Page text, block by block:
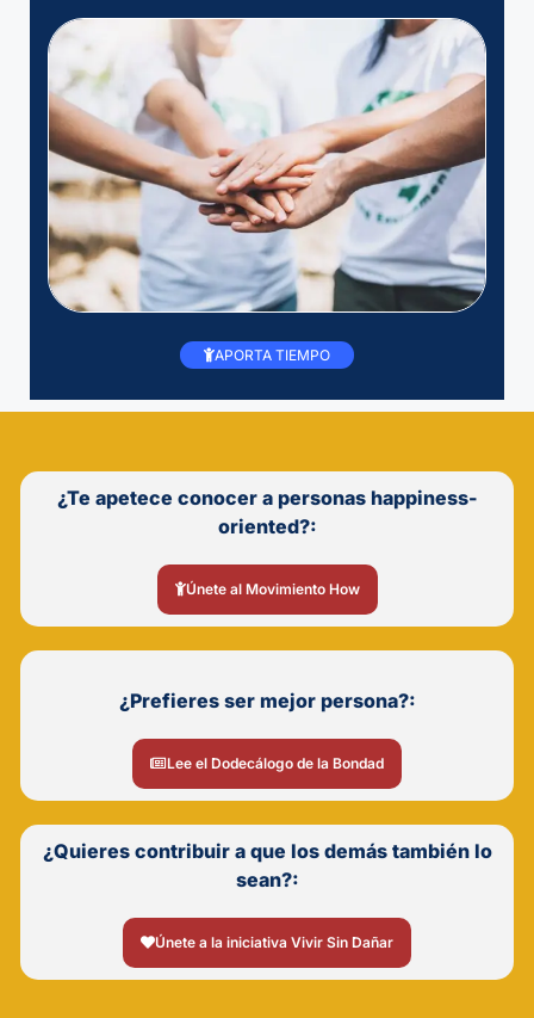
APORTA TIEMPO
¿Te apetece conocer a personas happiness-
oriented?:
Únete al Movimiento How
¿Prefieres ser mejor persona?:
Lee el Dodecálogo de la Bondad
¿Quieres contribuir a que los demás también lo
sean?:
Únete a la iniciativa Vivir Sin Dañar